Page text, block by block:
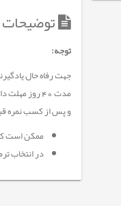
توجه:
و پس از کسب نمره
ممکن است
در انتخاب